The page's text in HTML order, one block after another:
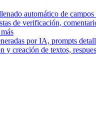
automático de
de verificación,
por IA, prompts
creación de textos,